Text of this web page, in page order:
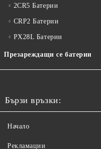
2CR5 Батерии
CRP2 Батерии
PX28L Батерии
Презареждащи се батерии
Бързи връзки:
Начало
Рекламации